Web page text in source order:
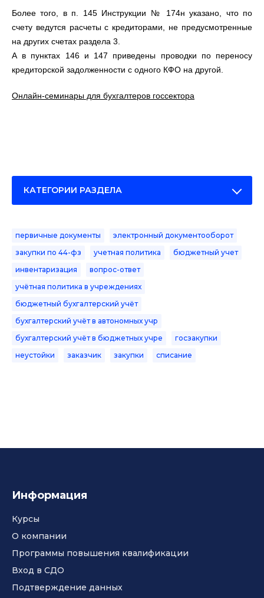
Более того, в п. 145 Инструкции № 174н указано, что по
счету ведутся расчеты с кредиторами, не предусмотренные
на других счетах раздела 3.
А в пунктах 146 и 147 приведены проводки по переносу
кредиторской задолженности с одного КФО на другой.
Онлайн-семинары для бухгалтеров госсектора
КАТЕГОРИИ РАЗДЕЛА
первичные документы
электронный документооборот
закупки по 44-фз
учетная политика
бюджетный учет
инвентаризация
вопрос-ответ
учётная политика в учреждениях
бюджетный бухгалтерский учёт
бухгалтерский учёт в автономных учр
бухгалтерский учёт в бюджетных учре
госзакупки
неустойки
заказчик закупки списание
Информация
Курсы
О компании
Программы повышения квалификации
Вход в СДО
Подтверждение данных